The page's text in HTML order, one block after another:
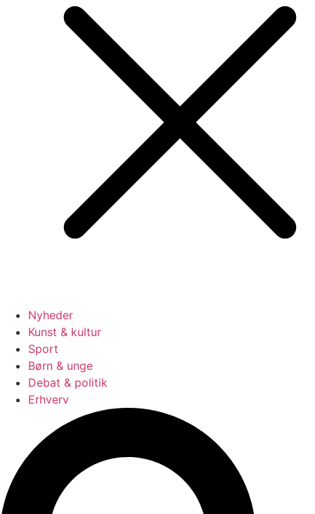
Nyheder
Kunst & kultur
Sport
Børn & unge
Debat & politik
Erhverv